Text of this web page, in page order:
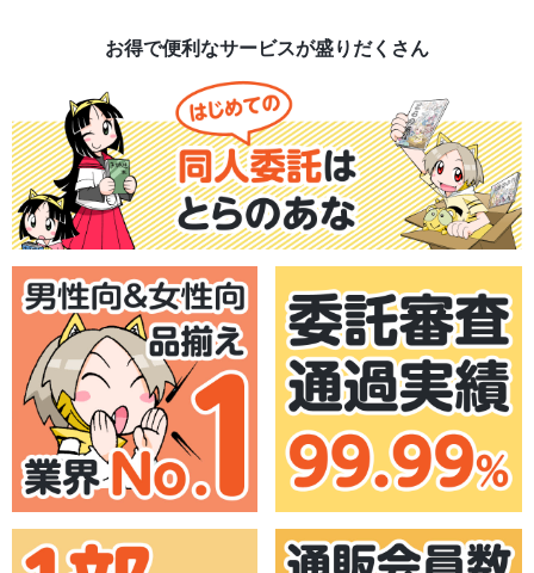
お得で便利なサービスが盛りだくさん